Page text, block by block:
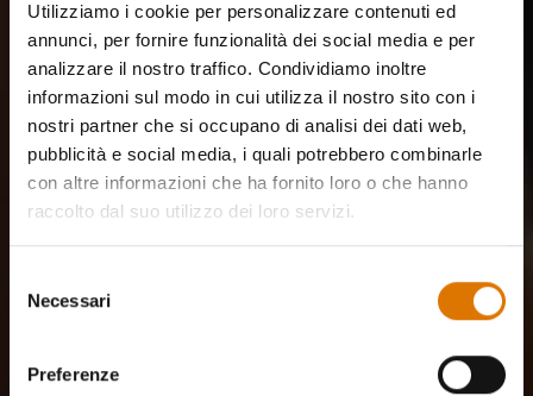
Utilizziamo i cookie per personalizzare contenuti ed
annunci, per fornire funzionalità dei social media e per
analizzare il nostro traffico. Condividiamo inoltre
informazioni sul modo in cui utilizza il nostro sito con i
nostri partner che si occupano di analisi dei dati web,
pubblicità e social media, i quali potrebbero combinarle
con altre informazioni che ha fornito loro o che hanno
raccolto dal suo utilizzo dei loro servizi.
delNecessari
Preferenze